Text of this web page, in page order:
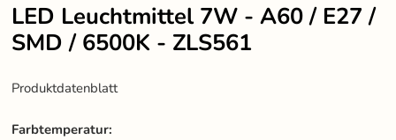
LED Leuchtmittel 7W - A60 / E27 /
SMD / 6500K - ZLS561
Produktdatenblatt
Farbtemperatur: